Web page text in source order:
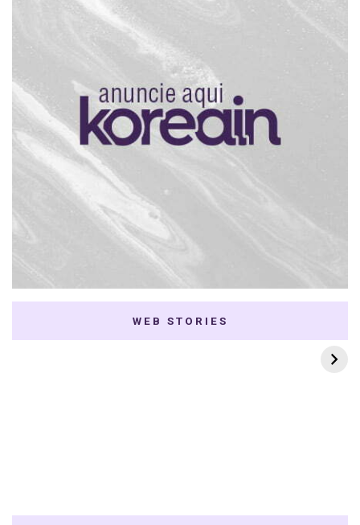
WEB STORIES
7 K-dramas Enemies
to Lovers
Thai Dramas com
First e Khaotung